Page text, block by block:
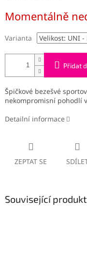
cena:
Momentálně
Varianta
Přidat
Špičkové bezešvé
nekompromisní pohodlí
Detailní informace
ZEPTAT SE
Související